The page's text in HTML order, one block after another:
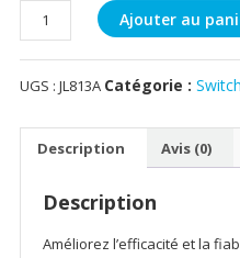
quantité
de
Switch
Aruba
Classe
Ajouter au
UGS : JL813A Catégorie : Switch
Description Avis (0)
Description
Améliorez l’efficacité et la